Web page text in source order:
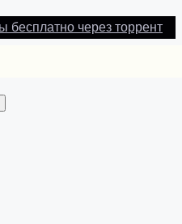
бесплатно через торрент